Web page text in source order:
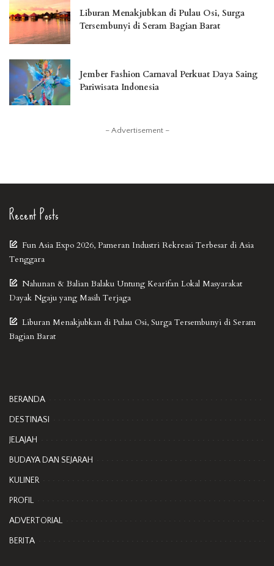
Liburan Menakjubkan di Pulau Osi, Surga
Tersembunyi di Seram Bagian Barat
Jember Fashion Carnaval Perkuat Daya Saing
Pariwisata Indonesia
– Advertisement –
Recent Posts
Fun Asia Expo 2026, Pameran Industri Rekreasi Terbesar di Asia
Tenggara
Nahunan & Balian Balaku Untung Kearifan Lokal Masyarakat
Dayak Ngaju yang Masih Terjaga
Liburan Menakjubkan di Pulau Osi, Surga Tersembunyi di Seram
Bagian Barat
BERANDA
DESTINASI
JELAJAH
BUDAYA DAN SEJARAH
KULINER
PROFIL
ADVERTORIAL
BERITA